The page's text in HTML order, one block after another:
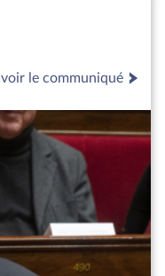
voir le communiqué